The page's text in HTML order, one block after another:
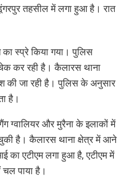
तहसील में लगा हुआ है। रात
स्प्रे किया गया। पुलिस
कर रही है। कैलारस थाना
की जा रही है। पुलिस के अनुसार
है।
ग्वालियर और मुरैना के इलाकों में
है। कैलारस थाना क्षेत्र में आने
का एटीएम लगा हुआ है, एटीएम में
पाया है।